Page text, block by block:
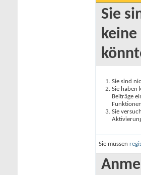
Sie
keine
Sie sind
Sie haben
Beiträge
Sie
Sie müssen